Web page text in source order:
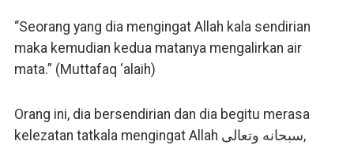
“Seorang yang dia mengingat Allah kala sendirian
maka kemudian kedua matanya mengalirkan air
mata.” (Muttafaq ‘alaih)
Orang ini, dia bersendirian dan dia begitu merasa
kelezatan tatkala mengingat Allah سبحانه وتعالى,